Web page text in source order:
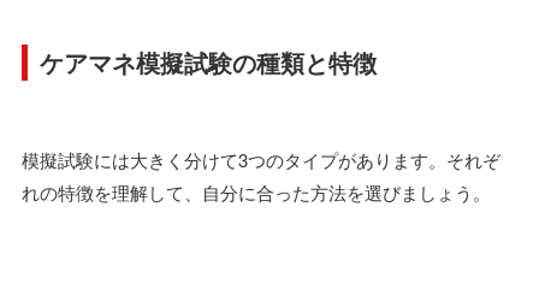
ケアマネ模擬試験の種類と特徴
模擬試験には大きく分けて3つのタイプがあります。それぞ
れの特徴を理解して、自分に合った方法を選びましょう。